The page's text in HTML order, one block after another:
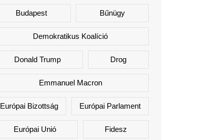
Budapest Bűnügy
Demokratikus Koalíció
Donald Trump Drog
Emmanuel Macron
Európai Bizottság Európai Parlament
Európai Unió Fidesz